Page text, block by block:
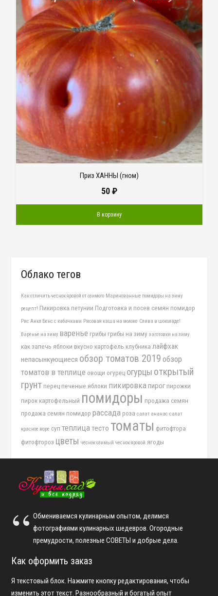
Приз ХАННЫ (гном)
50₽
В корзину
Облако тегов
Как отличить чеснок яровой от озимого Маринованные помидоры на зиму
рецепт! Пикировка петунии Подготовка и посев семян помидор
Рис Анкл Бенс с кабачками Рисовая каша на молоке Слива в шоколаде!
Варенье на зиму варенье грибы грибы на зиму заготовки на зиму
как запечь яблоки вкусно картофель клубника лайфхак
непасынкующиеся обзор томатов 2019 обзор
томатов в теплице овощи огурец огурцы открытый
грунт перец печеные яблоки пикировкапирог пирожки
пирок картофельный помидоры продажа семян
продажа семян помидор рассада роза салат ананас салат
красное море суп теплицатесто томаты фитофтора
фитофтороз цветы чеснок озимый чеснок яровой ягоды
Обмениваемся кулинарным опытом, делимся
фотографиями кулинарных шедевров. Огородные
премудрости, полезные СОВЕТЫ и добрые дела.
Как оформить заказ
Я текстовый блок. Нажмите кнопку редактирования, чтобы
изменить этот текст. Разнообразный и богатый опыт